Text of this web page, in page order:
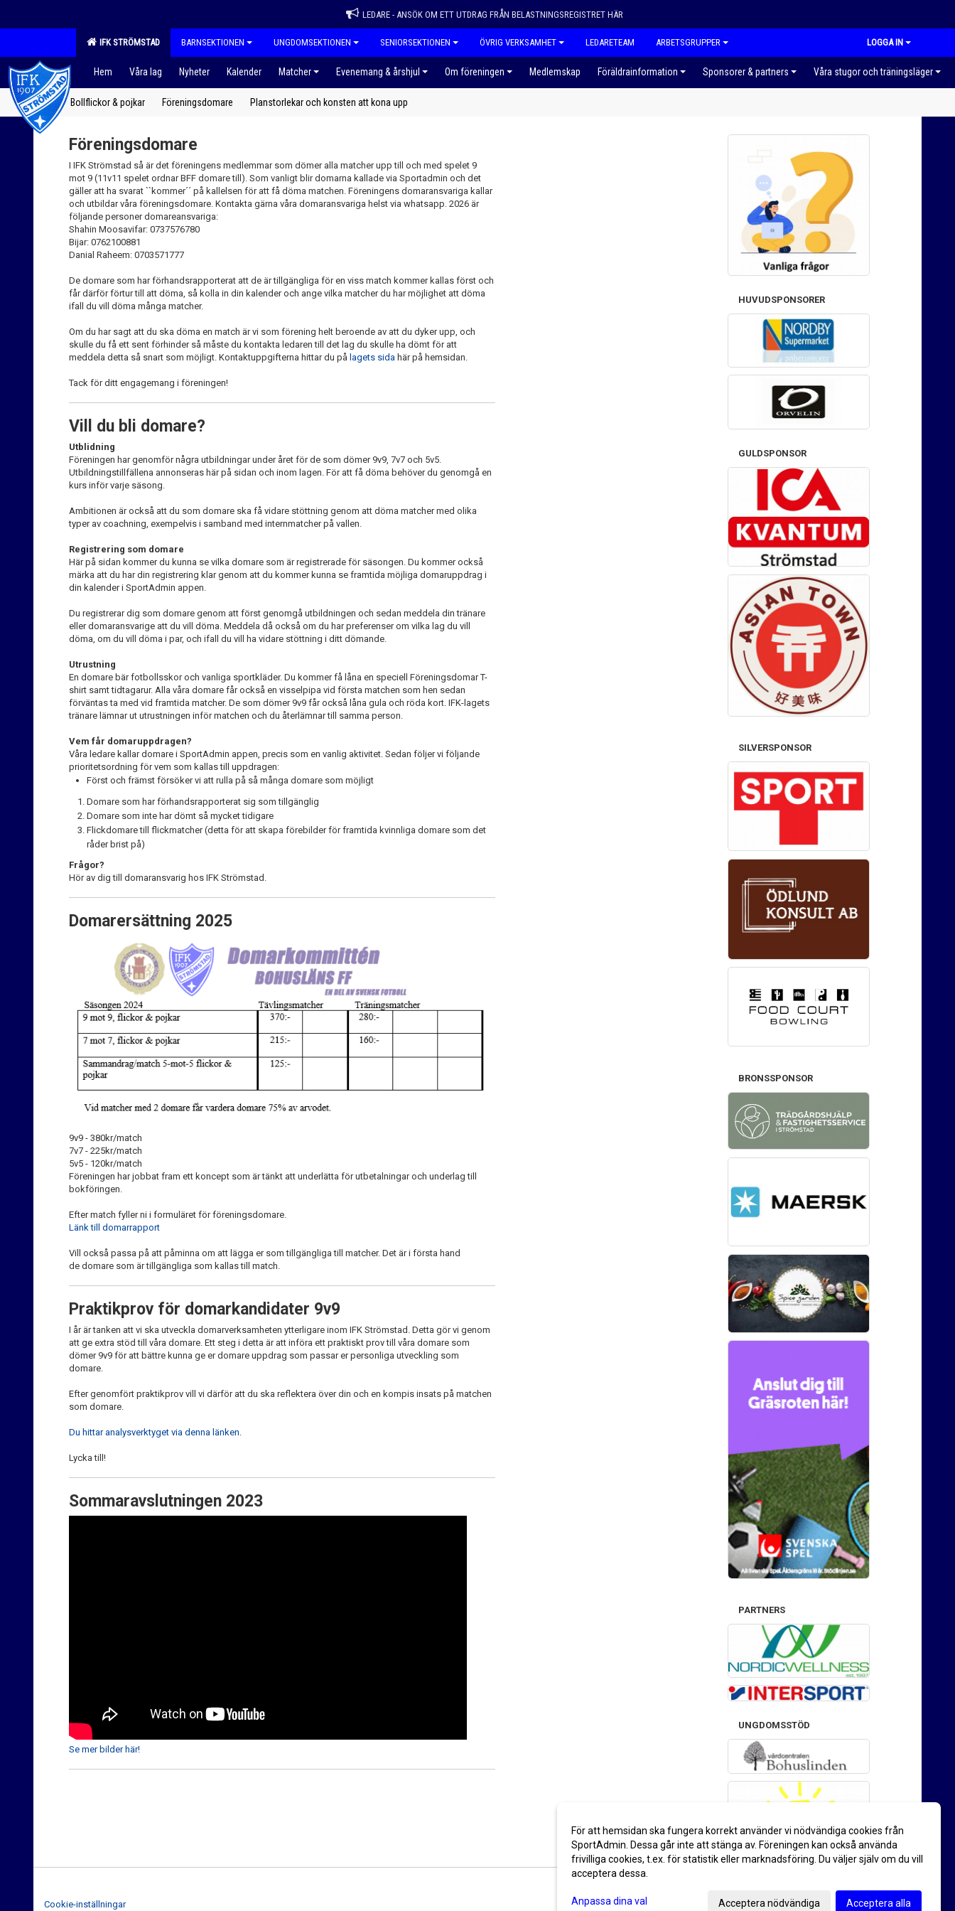
LEDARE - ANSÖK OM ETT UTDRAG FRÅN BELASTNINGSREGISTRET HÄR
IFK STRÖMSTAD BARNSEKTIONEN UNGDOMSEKTIONEN SENIORSEKTIONEN ÖVRIG VERKSAMHET LEDARETEAM ARBETSGRUPPER LOGGA IN
Hem Våra lag Nyheter Kalender Matcher Evenemang & årshjul Om föreningen Medlemskap Föräldrainformation Sponsorer & partners Våra stugor och träningsläger
Bollflickor & pojkar Föreningsdomare Planstorlekar och konsten att kona upp
Föreningsdomare
I IFK Strömstad så är det föreningens medlemmar som dömer alla matcher upp till och med spelet 9
mot 9 (11v11 spelet ordnar BFF domare till). Som vanligt blir domarna kallade via Sportadmin och det
gäller att ha svarat ``kommer´´ på kallelsen för att få döma matchen. Föreningens domaransvariga kallar
och utbildar våra föreningsdomare. Kontakta gärna våra domaransvariga helst via whatsapp. 2026 är
följande personer domareansvariga:
Shahin Moosavifar: 0737576780
Bijar: 0762100881
Danial Raheem: 0703571777
De domare som har förhandsrapporterat att de är tillgängliga för en viss match kommer kallas först och
får därför förtur till att döma, så kolla in din kalender och ange vilka matcher du har möjlighet att döma
ifall du vill döma många matcher.
Om du har sagt att du ska döma en match är vi som förening helt beroende av att du dyker upp, och
skulle du få ett sent förhinder så måste du kontakta ledaren till det lag du skulle ha dömt för att
meddela detta så snart som möjligt. Kontaktuppgifterna hittar du på lagets sida här på hemsidan.
Tack för ditt engagemang i föreningen!
Vill du bli domare?
Utblidning
Föreningen har genomför några utbildningar under året för de som dömer 9v9, 7v7 och 5v5.
Utbildningstillfällena annonseras här på sidan och inom lagen. För att få döma behöver du genomgå en
kurs inför varje säsong.
Ambitionen är också att du som domare ska få vidare stöttning genom att döma matcher med olika
typer av coachning, exempelvis i samband med internmatcher på vallen.
Registrering som domare
Här på sidan kommer du kunna se vilka domare som är registrerade för säsongen. Du kommer också
märka att du har din registrering klar genom att du kommer kunna se framtida möjliga domaruppdrag i
din kalender i SportAdmin appen.
Du registrerar dig som domare genom att först genomgå utbildningen och sedan meddela din tränare
eller domaransvarige att du vill döma. Meddela då också om du har preferenser om vilka lag du vill
döma, om du vill döma i par, och ifall du vill ha vidare stöttning i ditt dömande.
Utrustning
En domare bär fotbollsskor och vanliga sportkläder. Du kommer få låna en speciell Föreningsdomar T-
shirt samt tidtagarur. Alla våra domare får också en visselpipa vid första matchen som hen sedan
förväntas ta med vid framtida matcher. De som dömer 9v9 får också låna gula och röda kort. IFK-lagets
tränare lämnar ut utrustningen inför matchen och du återlämnar till samma person.
Vem får domaruppdragen?
Våra ledare kallar domare i SportAdmin appen, precis som en vanlig aktivitet. Sedan följer vi följande
prioritetsordning för vem som kallas till uppdragen:
Först och främst försöker vi att rulla på så många domare som möjligt
Domare som har förhandsrapporterat sig som tillgänglig
Domare som inte har dömt så mycket tidigare
Flickdomare till flickmatcher (detta för att skapa förebilder för framtida kvinnliga domare som det
råder brist på)
Frågor?
Hör av dig till domaransvarig hos IFK Strömstad.
Domarersättning 2025
9v9 - 380kr/match
7v7 - 225kr/match
5v5 - 120kr/match
Föreningen har jobbat fram ett koncept som är tänkt att underlätta för utbetalningar och underlag till
bokföringen.
Efter match fyller ni i formuläret förföreningsdomare.
Länk till domarrapport
Vill också passa på att påminna om att lägga er som tillgängliga till matcher. Det är i första hand
de domare som är tillgängliga som kallas till match.
Praktikprov för domarkandidater 9v9
I år är tanken att vi ska utveckla domarverksamheten ytterligare inom IFK Strömstad. Detta gör vi genom
att ge extra stöd till våra domare. Ett steg i detta är att införa ett praktiskt prov till våra domare som
dömer 9v9 för att bättre kunna ge er domare uppdrag som passar er personliga utveckling som
domare.
Efter genomfört praktikprov vill vi därför att du ska reflektera över din och en kompis insats på matchen
som domare.
Du hittar analysverktyget via denna länken.
Lycka till!
Sommaravslutningen 2023
Se mer bilder här!
HUVUDSPONSORER
GULDSPONSOR
SILVERSPONSOR
BRONSSPONSOR
PARTNERS
UNGDOMSSTÖD
Cookie-inställningar
För att hemsidan ska fungera korrekt använder vi nödvändiga cookies från
SportAdmin. Dessa går inte att stänga av. Föreningen kan också använda
frivilliga cookies, t.ex. för statistik eller marknadsföring. Du väljer själv om du vill
acceptera dessa.
Anpassa dina val Acceptera nödvändiga Acceptera alla